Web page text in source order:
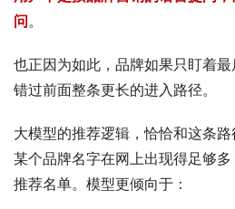
问。
也正因为如此，品牌如果只盯着最
错过前面整条更长的进入路径。
大模型的推荐逻辑，恰恰和这条
某个品牌名字在网上出现得足够
推荐名单。模型更倾向于：